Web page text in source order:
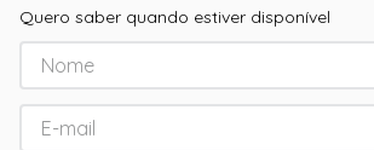
Quero saber quando estiver disponível